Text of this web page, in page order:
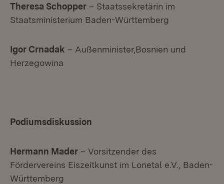
Theresa Schopper – Staatssekretärin im
Staatsministerium Baden-Württemberg
Igor Crnadak – Außenminister,Bosnien und
Herzegowina
Podiumsdiskussion
Hermann Mader – Vorsitzender des
Fördervereins Eiszeitkunst im Lonetal e.V., Baden-
Württemberg